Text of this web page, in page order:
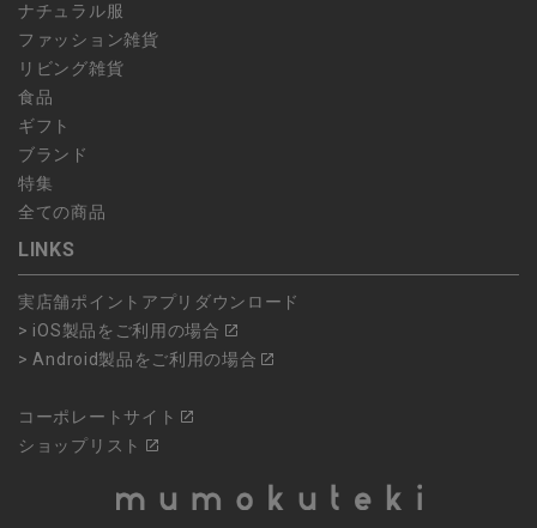
ナチュラル服
ファッション雑貨
リビング雑貨
食品
ギフト
ブランド
特集
全ての商品
LINKS
実店舗ポイントアプリダウンロード
> iOS製品をご利用の場合
> Android製品をご利用の場合
コーポレートサイト
ショップリスト